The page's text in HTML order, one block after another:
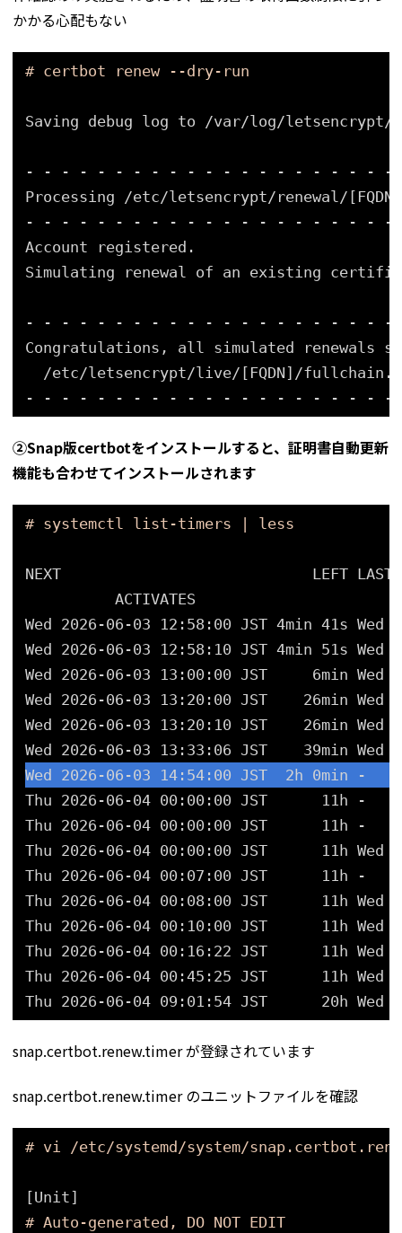
かかる心配もない
# certbot renew --dry-run
Saving debug log to /var/log/letsencrypt/
- - - - - - - - - - - - - - - - - - - -
Processing /etc/letsencrypt/renewal/
- - - - - - - - - - - - - - - - - - - -
Account registered.
Simulating renewal of an existing
- - - - - - - - - - - - - - - - - - - -
Congratulations, all simulated renewals
/etc/letsencrypt/live/ [FQDN] /fullchain
- - - - - - - - - - - - - - - - - - - -
②Snap版certbotをインストールすると、証明書自動更新
機能も合わせてインストールされます
# systemctl list-timers | less
NEXT
ACTIVATES
Wed 2026-06-03 12:58:00 JST 4min 41s
Wed 2026-06-03 12:58:10 JST 4min 51s
Wed 2026-06-03 13:00:00 JST     6min
Wed 2026-06-03 13:20:00 JST    26min
Wed 2026-06-03 13:20:10 JST    26min
Wed 2026-06-03 13:33:06 JST    39min
Wed 2026-06-03 14:54:00 JST  2h 0min -
Thu 2026-06-04 00:00:00 JST      11h -
Thu 2026-06-04 00:00:00 JST      11h -
Thu 2026-06-04 00:00:00 JST      11h
Thu 2026-06-04 00:07:00 JST      11h -
Thu 2026-06-04 00:08:00 JST      11h
Thu 2026-06-04 00:10:00 JST      11h
Thu 2026-06-04 00:16:22 JST      11h
Thu 2026-06-04 00:45:25 JST      11h
Thu 2026-06-04 09:01:54 JST      20h
snap.certbot.renew.timer が登録されています
snap.certbot.renew.timer のユニットファイルを確認
# vi /etc/systemd/system/
[Unit]
# Auto-generated, DO NOT EDIT